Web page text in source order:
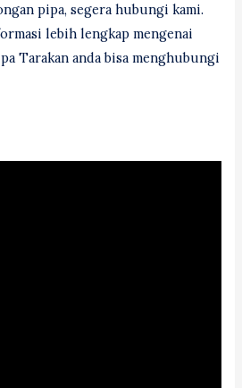
pipa, segera hubungi kami.
lebih lengkap mengenai
Tarakan anda bisa menghubungi